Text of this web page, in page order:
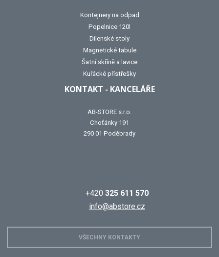
Kontejnery na odpad
Popelnice 120l
Dílenské stoly
Magnetické tabule
Šatní skříně a lavice
Kuřácké přístřešky
KONTAKT - KANCELÁŘE
AB-STORE s.r.o.
Choťánky 191
290 01 Poděbrady
+420 325 611 570
info@abstore.cz
VŠECHNY KONTAKTY